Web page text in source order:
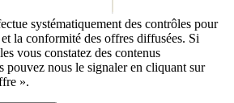
systématiquement des contrôles pour
la conformité des offres diffusées. Si
vous constatez des contenus
pouvez nous le signaler en cliquant sur
».